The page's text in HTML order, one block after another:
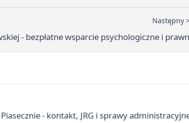
Następny
- bezpłatne wsparcie psychologiczne i
- kontakt, JRG i sprawy